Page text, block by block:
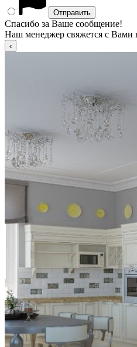
Спасибо за Ваше сообщение!
Наш менеджер свяжется с Вами